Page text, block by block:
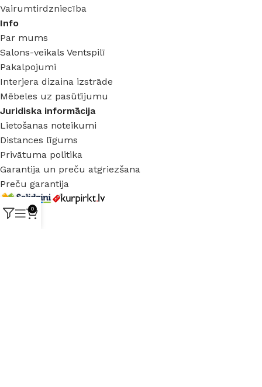
Vairumtirdzniecība
Info
Par mums
Salons-veikals Ventspilī
Pakalpojumi
Interjera dizaina izstrāde
Mēbeles uz pasūtījumu
Juridiska informācija
Lietošanas noteikumi
Distances līgums
Privātuma politika
Garantija un preču atgriezšana
Preču garantija
0